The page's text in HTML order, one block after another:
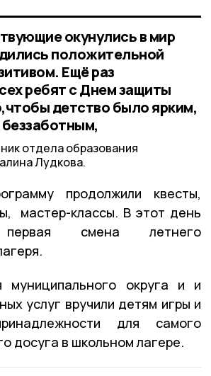
окунулись в мир
положительной
Ещё раз
ребят с Днем защиты
детство было ярким,
отдела образования
Лудкова.
продолжили квесты,
мастер-классы. В этот день
первая смена летнего
муниципального округа и и
услуг вручили детям игры и
для самого
досуга в школьном лагере.